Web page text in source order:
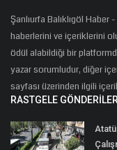
Şanlıurfa Balıklıgöl Haber
haberlerini ve içeriklerini
ödül alabildiği bir
yazar sorumludur, diğer
sayfası üzerinden ilgili
RASTGELE GÖNDERILER